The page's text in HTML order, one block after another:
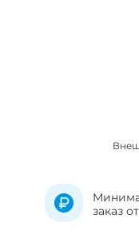
заказ